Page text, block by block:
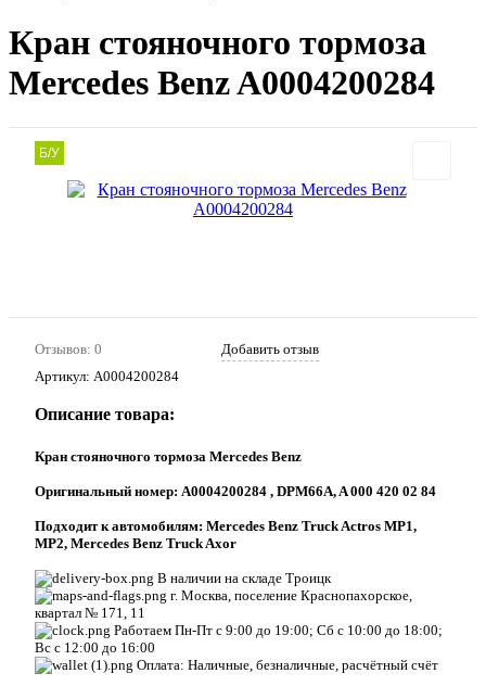
Кран стояночного тормоза
Mercedes Benz A0004200284
Б/У
Отзывов: 0
Добавить отзыв
Артикул: A0004200284
Описание товара:
Кран стояночного тормоза Mercedes Benz
Оригинальный номер: A0004200284 , DPM66A, A 000 420 02 84
Подходит к автомобилям: Mercedes Benz Truck Actros MP1,
MP2, Mercedes Benz Truck Axor
В наличии на складе Троицк
г. Москва, поселение Краснопахорское,
квартал № 171, 11
Работаем Пн-Пт с 9:00 до 19:00; Сб с 10:00 до 18:00;
Вс с 12:00 до 16:00
Оплата: Наличные, безналичные, расчётный счёт